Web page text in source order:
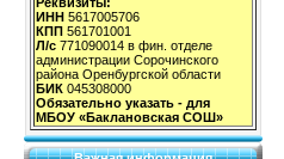
Реквизиты:
ИНН 5617005706
КПП 561701001
Л/с 771090014 в фин. отделе
администрации Сорочинского
района Оренбургской области
БИК 045308000
Обязательно указать - для
МБОУ «Баклановская СОШ»